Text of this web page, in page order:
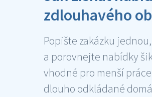
zdlouhavého
Popište zakázku
a porovnejte nabídky
vhodné pro menší
dlouho odkládané